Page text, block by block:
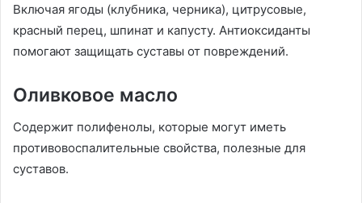
Включая ягоды (клубника, черника), цитрусовые,
красный перец, шпинат и капусту. Антиоксиданты
помогают защищать суставы от повреждений.
Оливковое масло
Содержит полифенолы, которые могут иметь
противовоспалительные свойства, полезные для
суставов.